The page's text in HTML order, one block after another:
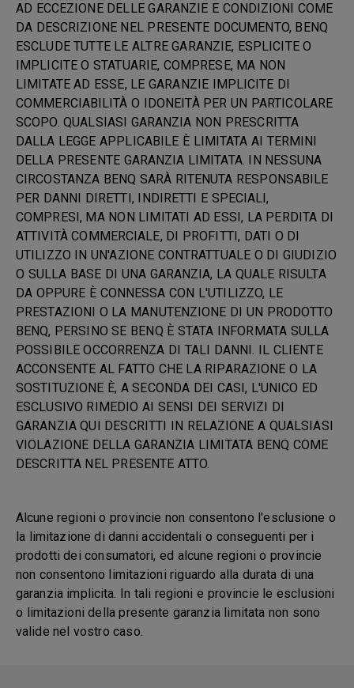
AD ECCEZIONE DELLE GARANZIE E CONDIZIONI COME
DA DESCRIZIONE NEL PRESENTE DOCUMENTO, BENQ
ESCLUDE TUTTE LE ALTRE GARANZIE, ESPLICITE O
IMPLICITE O STATUARIE, COMPRESE, MA NON
LIMITATE AD ESSE, LE GARANZIE IMPLICITE DI
COMMERCIABILITÀ O IDONEITÀ PER UN PARTICOLARE
SCOPO. QUALSIASI GARANZIA NON PRESCRITTA
DALLA LEGGE APPLICABILE È LIMITATA AI TERMINI
DELLA PRESENTE GARANZIA LIMITATA. IN NESSUNA
CIRCOSTANZA BENQ SARÀ RITENUTA RESPONSABILE
PER DANNI DIRETTI, INDIRETTI E SPECIALI,
COMPRESI, MA NON LIMITATI AD ESSI, LA PERDITA DI
ATTIVITÀ COMMERCIALE, DI PROFITTI, DATI O DI
UTILIZZO IN UN'AZIONE CONTRATTUALE O DI GIUDIZIO
O SULLA BASE DI UNA GARANZIA, LA QUALE RISULTA
DA OPPURE È CONNESSA CON L'UTILIZZO, LE
PRESTAZIONI O LA MANUTENZIONE DI UN PRODOTTO
BENQ, PERSINO SE BENQ È STATA INFORMATA SULLA
POSSIBILE OCCORRENZA DI TALI DANNI. IL CLIENTE
ACCONSENTE AL FATTO CHE LA RIPARAZIONE O LA
SOSTITUZIONE È, A SECONDA DEI CASI, L'UNICO ED
ESCLUSIVO RIMEDIO AI SENSI DEI SERVIZI DI
GARANZIA QUI DESCRITTI IN RELAZIONE A QUALSIASI
VIOLAZIONE DELLA GARANZIA LIMITATA BENQ COME
DESCRITTA NEL PRESENTE ATTO.
Alcune regioni o provincie non consentono l'esclusione o
la limitazione di danni accidentali o conseguenti per i
prodotti dei consumatori, ed alcune regioni o provincie
non consentono limitazioni riguardo alla durata di una
garanzia implicita. In tali regioni e provincie le esclusioni
o limitazioni della presente garanzia limitata non sono
valide nel vostro caso.